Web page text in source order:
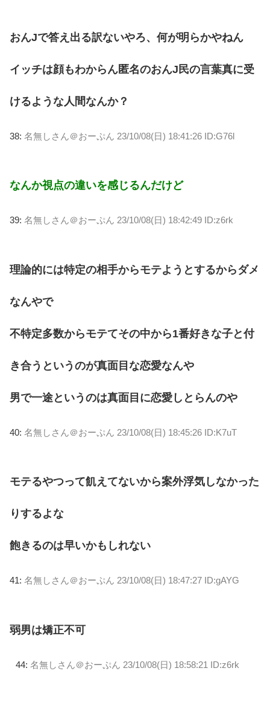
おんJで答え出る訳ないやろ、何が明らかやねん
イッチは顔もわからん匿名のおんJ民の言葉真に受
けるような人間なんか？
38: 名無しさん＠おーぷん 23/10/08(日) 18:41:26 ID:G76l
なんか視点の違いを感じるんだけど
39: 名無しさん＠おーぷん 23/10/08(日) 18:42:49 ID:z6rk
理論的には特定の相手からモテようとするからダメ
なんやで
不特定多数からモテてその中から1番好きな子と付
き合うというのが真面目な恋愛なんや
男で一途というのは真面目に恋愛しとらんのや
40: 名無しさん＠おーぷん 23/10/08(日) 18:45:26 ID:K7uT
モテるやつって飢えてないから案外浮気しなかった
りするよな
飽きるのは早いかもしれない
41: 名無しさん＠おーぷん 23/10/08(日) 18:47:27 ID:gAYG
弱男は矯正不可
44: 名無しさん＠おーぷん 23/10/08(日) 18:58:21 ID:z6rk